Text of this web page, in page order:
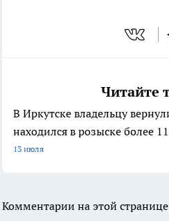
Читайте
В Иркутске владельцу
находился в розыске более
13 июля
Комментарии на этой